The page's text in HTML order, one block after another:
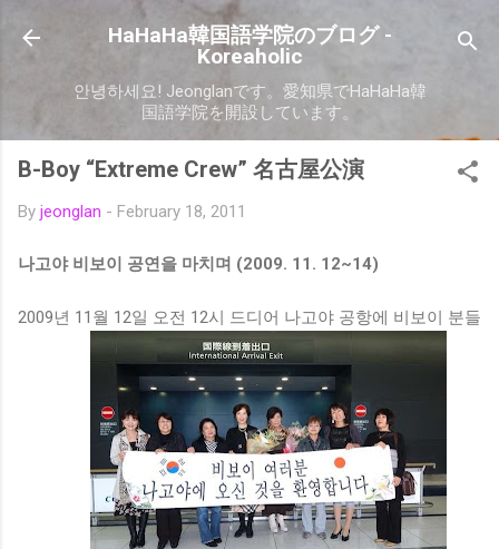
Skip to main content
HaHaHa韓国語学院のブログ -
Koreaholic
안녕하세요! Jeonglanです。愛知県でHaHaHa韓
国語学院を開設しています。
B-Boy “Extreme Crew” 名古屋公演
By jeonglan - February 18, 2011
나고야 비보이 공연을 마치며 (2009. 11. 12~14)
2009년 11월 12일 오전 12시 드디어 나고야 공항에 비보이 분들